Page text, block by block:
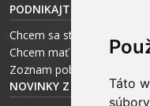
Táto
PODNIKAJTE S ARCHEUS-
Chcem sa stať realitným
Chcem mať vlastnú
Zoznam pobočiek
NOVINKY Z MÉDIÍ